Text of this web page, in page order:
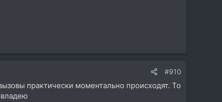
#910
практически моментально происходят. То